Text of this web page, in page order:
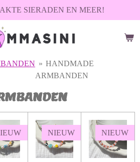
SIERADEN EN MEER!
» HANDMADE
ARMBANDEN
NIEUW NIEUW